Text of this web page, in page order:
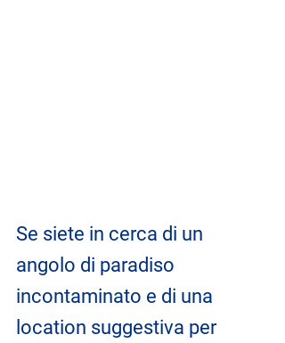
Se siete in cerca di un
angolo di paradiso
incontaminato e di una
location suggestiva per